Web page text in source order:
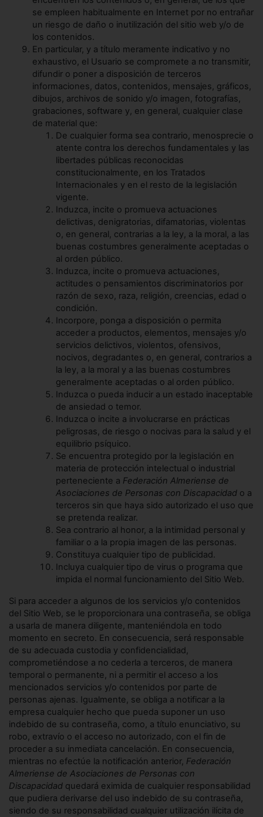
se empleen habitualmente en Internet por no entrañar
un riesgo de daño o inutilización del sitio web y/o de
los contenidos.
En particular, y a título meramente indicativo y no
exhaustivo, el Usuario se compromete a no transmitir,
difundir o poner a disposición de terceros
informaciones, datos, contenidos, mensajes, gráficos,
dibujos, archivos de sonido y/o imagen, fotografías,
grabaciones, software y, en general, cualquier clase
de material que:
De cualquier forma sea contrario, menosprecie o
atente contra los derechos fundamentales y las
libertades públicas reconocidas
constitucionalmente, en los Tratados
Internacionales y en el resto de la legislación
vigente.
Induzca, incite o promueva actuaciones
delictivas, denigratorias, difamatorias, violentas
o, en general, contrarias a la ley, a la moral, a las
buenas costumbres generalmente aceptadas o
al orden público.
Induzca, incite o promueva actuaciones,
actitudes o pensamientos discriminatorios por
razón de sexo, raza, religión, creencias, edad o
condición.
Incorpore, ponga a disposición o permita
acceder a productos, elementos, mensajes y/o
servicios delictivos, violentos, ofensivos,
nocivos, degradantes o, en general, contrarios a
la ley, a la moral y a las buenas costumbres
generalmente aceptadas o al orden público.
Induzca o pueda inducir a un estado inaceptable
de ansiedad o temor.
Induzca o incite a involucrarse en prácticas
peligrosas, de riesgo o nocivas para la salud y el
equilibrio psíquico.
Se encuentra protegido por la legislación en
materia de protección intelectual o industrial
perteneciente a Federación Almeriense de
Asociaciones de Personas con Discapacidad o a
terceros sin que haya sido autorizado el uso que
se pretenda realizar.
Sea contrario al honor, a la intimidad personal y
familiar o a la propia imagen de las personas.
Constituya cualquier tipo de publicidad.
Incluya cualquier tipo de virus o programa que
impida el normal funcionamiento del Sitio Web.
Si para acceder a algunos de los servicios y/o contenidos
del Sitio Web, se le proporcionara una contraseña, se obliga
a usarla de manera diligente, manteniéndola en todo
momento en secreto. En consecuencia, será responsable
de su adecuada custodia y confidencialidad,
comprometiéndose a no cederla a terceros, de manera
temporal o permanente, ni a permitir el acceso a los
mencionados servicios y/o contenidos por parte de
personas ajenas. Igualmente, se obliga a notificar a la
empresa cualquier hecho que pueda suponer un uso
indebido de su contraseña, como, a título enunciativo, su
robo, extravío o el acceso no autorizado, con el fin de
proceder a su inmediata cancelación. En consecuencia,
mientras no efectúe la notificación anterior, Federación
Almeriense de Asociaciones de Personas con
Discapacidad quedará eximida de cualquier responsabilidad
que pudiera derivarse del uso indebido de su contraseña,
siendo de su responsabilidad cualquier utilización ilícita de